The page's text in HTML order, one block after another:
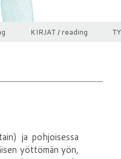
KIRJAT / reading
ja pohjoisessa
yöttömän yön,